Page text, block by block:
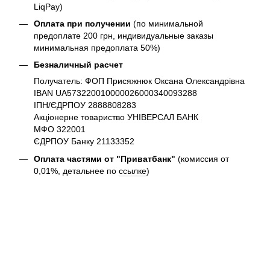
LiqPay)
Оплата при получении (по минимальной
предоплате 200 грн, индивидуальные заказы
минимальная предоплата 50%)
Безналичный расчет
Получатель: ФОП Присяжнюк Оксана Олександрівна
IBAN UA573220010000026000340093288
ІПН/ЄДРПОУ 2888808283
Акціонерне товариство УНІВЕРСАЛ БАНК
МФО 322001
ЄДРПОУ Банку 21133352
Оплата частями от "Приватбанк" (комиссия от
0,01%, детальнее по ссылке)